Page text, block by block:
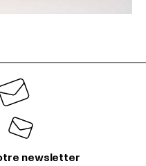
newsletter